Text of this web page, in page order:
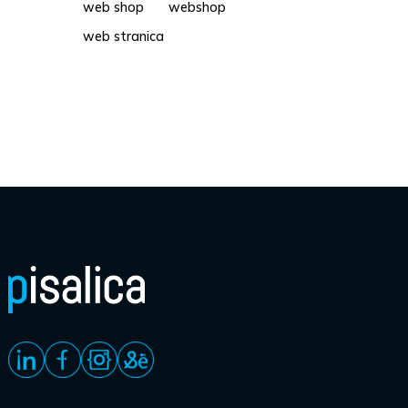
web shop
webshop
web stranica